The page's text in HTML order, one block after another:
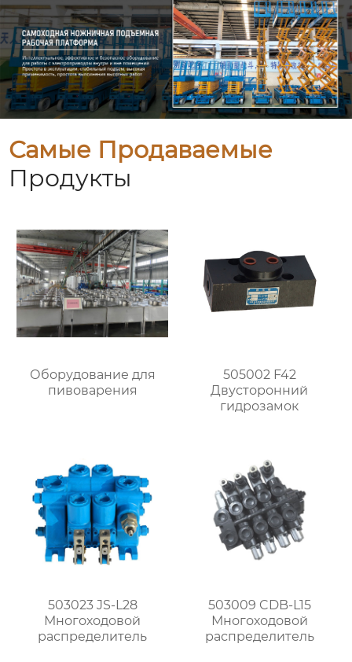
Самые Продаваемые
Продукты
Оборудование для
пивоварения
505002 F42
Двусторонний
гидрозамок
503023 JS-L28
Многоходовой
распределитель
503009 CDB-L15
Многоходовой
распределитель